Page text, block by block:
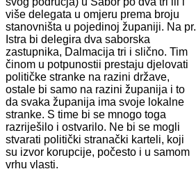
više delegata u omjeru prema broju
stanovništa u pojedinoj županiji. Na pr.
Istra bi delegira dva saborska
zastupnika, Dalmacija tri i slično. Tim
činom u potpunostii prestaju djelovati
političke stranke na razini države,
ostale bi samo na razini županija i to
da svaka županija ima svoje lokalne
stranke. S time bi se mnogo toga
razriješilo i ostvarilo. Ne bi se mogli
stvarati politički stranački karteli, koji
su izvor korupcije, počesto i u samom
vrhu vlasti.